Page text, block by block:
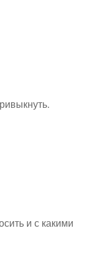
и с какими